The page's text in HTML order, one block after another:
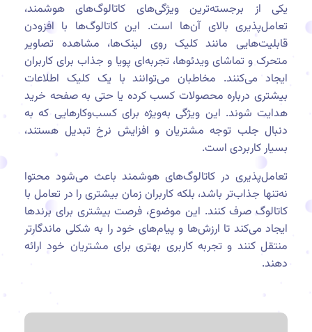
یکی از برجسته‌ترین ویژگی‌های کاتالوگ‌های هوشمند،
تعامل‌پذیری بالای آن‌ها است. این کاتالوگ‌ها با افزودن
قابلیت‌هایی مانند کلیک روی لینک‌ها، مشاهده تصاویر
متحرک و تماشای ویدئوها، تجربه‌ای پویا و جذاب برای کاربران
ایجاد می‌کنند. مخاطبان می‌توانند با یک کلیک اطلاعات
بیشتری درباره محصولات کسب کرده یا حتی به صفحه خرید
هدایت شوند. این ویژگی به‌ویژه برای کسب‌وکارهایی که به
دنبال جلب توجه مشتریان و افزایش نرخ تبدیل هستند،
بسیار کاربردی است.
تعامل‌پذیری در کاتالوگ‌های هوشمند باعث می‌شود محتوا
نه‌تنها جذاب‌تر باشد، بلکه کاربران زمان بیشتری را در تعامل با
کاتالوگ صرف کنند. این موضوع، فرصت بیشتری برای برندها
ایجاد می‌کند تا ارزش‌ها و پیام‌های خود را به شکلی ماندگارتر
منتقل کنند و تجربه کاربری بهتری برای مشتریان خود ارائه
دهند.